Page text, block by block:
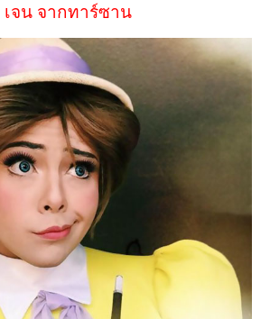
เจน จากทาร์ซาน